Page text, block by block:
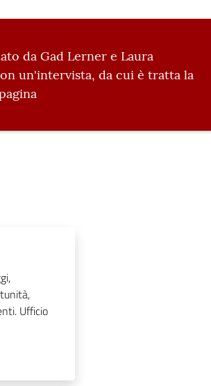
da Gad Lerner e Laura
un'intervista, da cui è tratta la
Ufficio